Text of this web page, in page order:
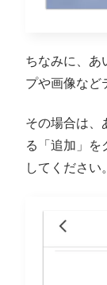
ちなみに、あ
プや画像など
その場合は、
る「追加」を
してください。